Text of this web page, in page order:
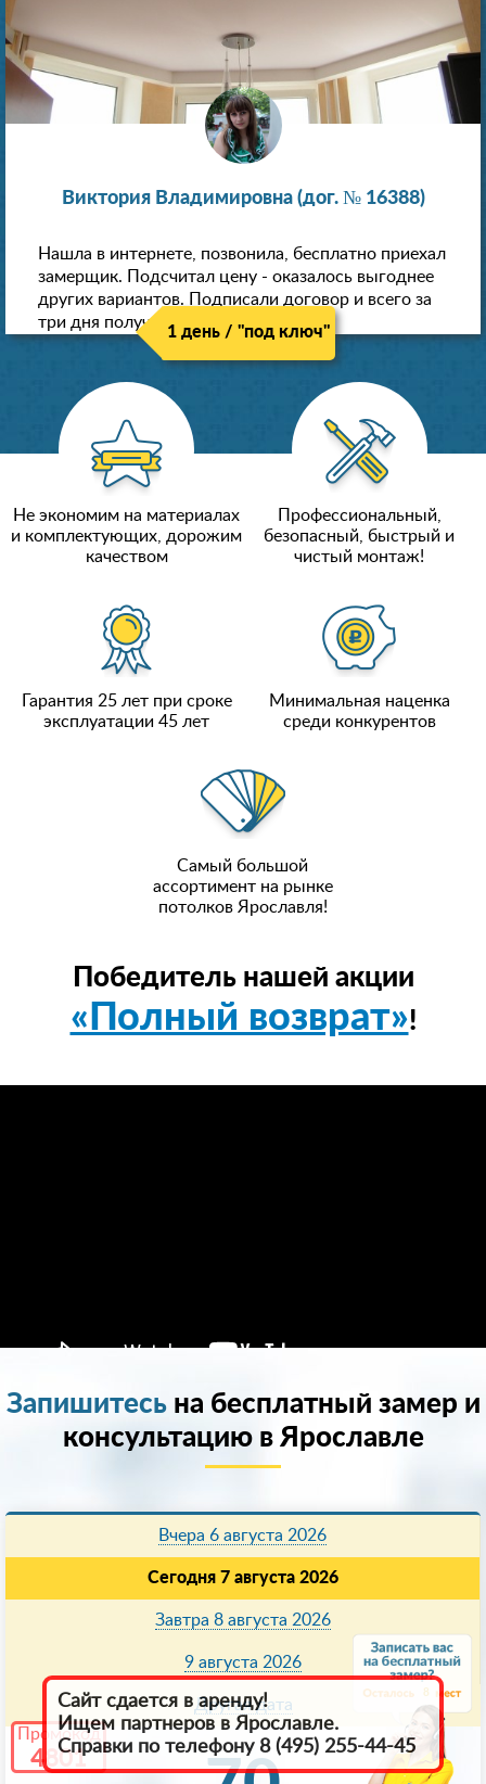
8
Промокод
4801
Виктория Владимировна (дог. № 16388)
Нашла в интернете, позвонила, бесплатно приехал
замерщик. Подсчитал цену - оказалось выгоднее
других вариантов. Подписали договор и всего за
три дня получили новые потолки!
1 день / "под ключ"
Не экономим на материалах
и комплектующих, дорожим
качеством
Профессиональный,
безопасный, быстрый и
чистый монтаж!
Гарантия 25 лет при сроке
эксплуатации 45 лет
Минимальная наценка
среди конкурентов
Самый большой
ассортимент на рынке
потолков Ярославля!
Победитель нашей акции
«Полный возврат»!
Запишитесьна бесплатный замер и
консультацию в Ярославле
Вчера 6 августа 2026
Сегодня 7 августа 2026
Завтра 8 августа 2026
9 августа 2026
Другая дата
Сайт сдается в аренду!
Ищем партнеров в Ярославле.
Справки по телефону 8 (495) 255-44-45